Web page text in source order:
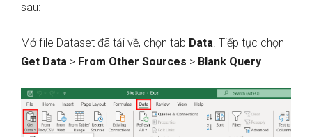
sau:
Mở file Dataset đã tải về, chọn tab Data. Tiếp tục chọn
Get Data > From Other Sources > Blank Query.